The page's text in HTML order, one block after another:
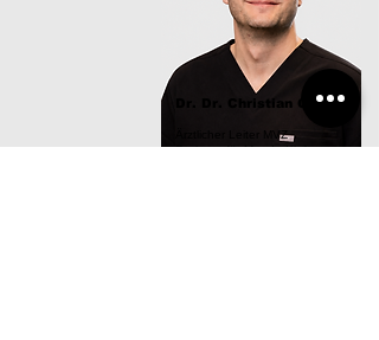
Dr. Dr. Christian Gross
Ärztlicher Leiter MVZ
Facharzt für Mund-, Kiefer-,